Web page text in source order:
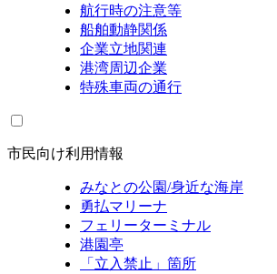
航行時の注意等
船舶動静関係
企業立地関連
港湾周辺企業
特殊車両の通行
市民向け利用情報
みなとの公園/身近な海岸
勇払マリーナ
フェリーターミナル
港園亭
「立入禁止」箇所